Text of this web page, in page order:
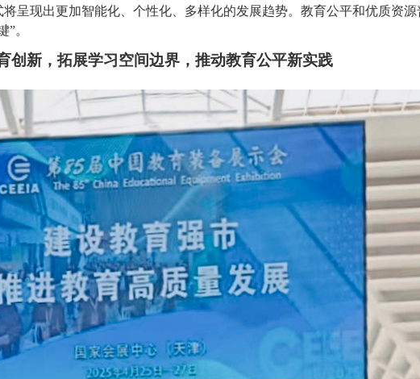
呈现出更加智能化、个性化、多样化的发展趋势。教育公平和优质资
。
创新，拓展学习空间边界，推动教育公平新实践